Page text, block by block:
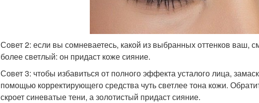
Совет 2: если вы сомневаетесь, какой из выбранных оттенков ваш,
более светлый: он придаст коже сияние.
Совет 3: чтобы избавиться от полного эффекта усталого лица,
помощью корректирующего средства чуть светлее тона кожи.
скроет синеватые тени, а золотистый придаст сияние.